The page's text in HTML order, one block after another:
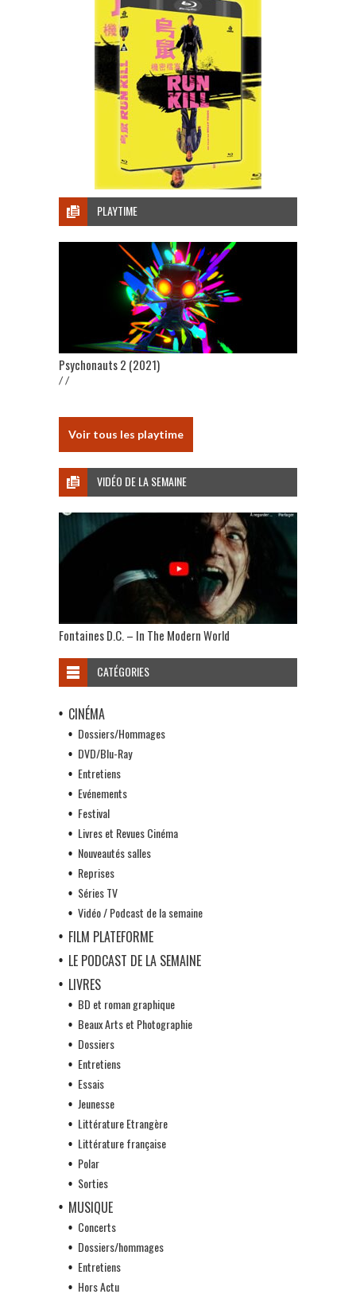
PLAYTIME
Psychonauts 2 (2021)
/ /
Voir tous les playtime
VIDÉO DE LA SEMAINE
Fontaines D.C. – In The Modern World
CATÉGORIES
CINÉMA
Dossiers/Hommages
DVD/Blu-Ray
Entretiens
Evénements
Festival
Livres et Revues Cinéma
Nouveautés salles
Reprises
Séries TV
Vidéo / Podcast de la semaine
FILM PLATEFORME
LE PODCAST DE LA SEMAINE
LIVRES
BD et roman graphique
Beaux Arts et Photographie
Dossiers
Entretiens
Essais
Jeunesse
Littérature Etrangère
Littérature française
Polar
Sorties
MUSIQUE
Concerts
Dossiers/hommages
Entretiens
Hors Actu